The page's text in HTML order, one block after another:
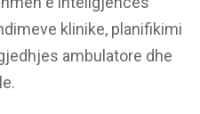
klinike, planifikimi
ambulatore dhe